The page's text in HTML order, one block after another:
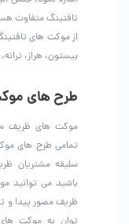
تافتینگ متفاوت
از موکت های
بیستون، هراز،
طرح های
موکت های ظریف
تمامی طرح های
سلیقه مشتریان
باشید می توانید
ظریف مصور پیدا و